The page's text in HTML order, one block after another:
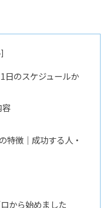
日のスケジュールか
特徴｜成功する人・
から始めました